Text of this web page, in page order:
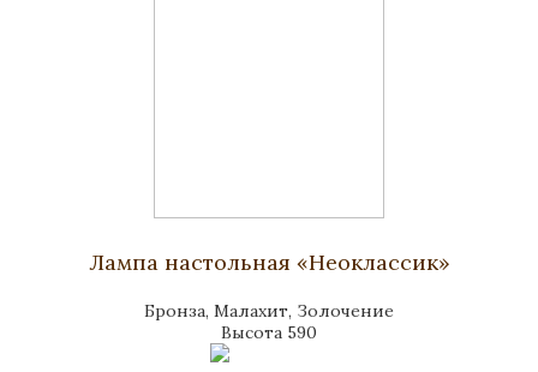
Лампа настольная «Неоклассик»
Бронза, Малахит, Золочение
Высота 590